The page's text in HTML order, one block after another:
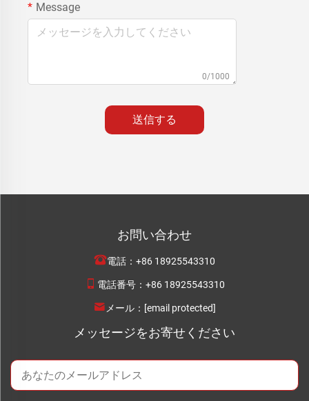
Message
0/1000
送信する
お問い合わせ
電話： +86 18925543310
電話番号： +86 18925543310
メール： [email protected]
メッセージをお寄せください